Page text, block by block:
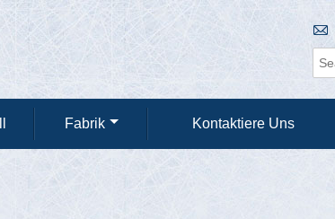

Fabrik Kontaktiere Uns